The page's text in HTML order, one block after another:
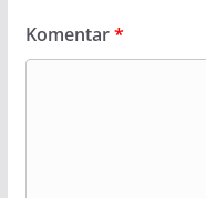
Komentar*